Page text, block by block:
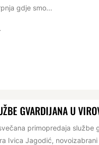
gdje smo...
GVARDIJANA U
primopredaja službe
Ivica Jagodić,